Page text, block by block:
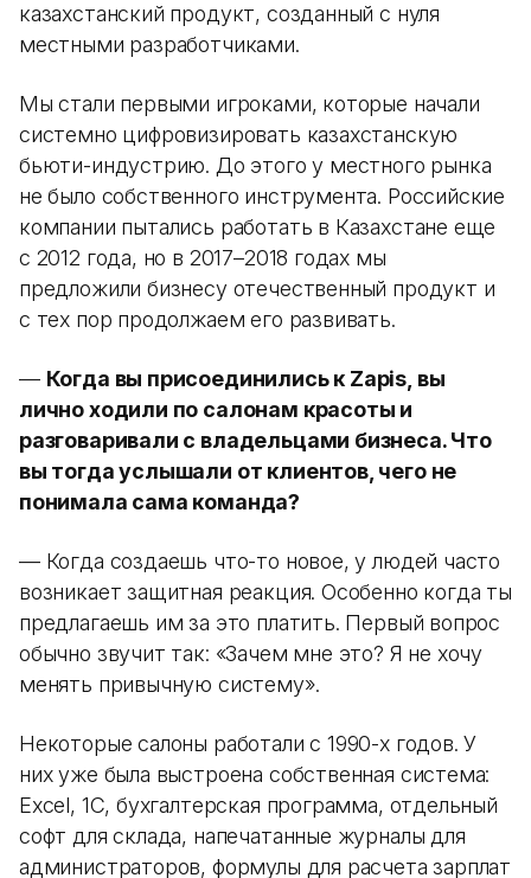
казахстанский продукт, созданный с нуля
местными разработчиками.
Мы стали первыми игроками, которые начали
системно цифровизировать казахстанскую
бьюти-индустрию. До этого у местного рынка
не было собственного инструмента. Российские
компании пытались работать в Казахстане еще
с 2012 года, но в 2017–2018 годах мы
предложили бизнесу отечественный продукт и
с тех пор продолжаем его развивать.
— Когда вы присоединились к Zapis, вы
лично ходили по салонам красоты и
разговаривали с владельцами бизнеса. Что
вы тогда услышали от клиентов, чего не
понимала сама команда?
— Когда создаешь что-то новое, у людей часто
возникает защитная реакция. Особенно когда ты
предлагаешь им за это платить. Первый вопрос
обычно звучит так: «Зачем мне это? Я не хочу
менять привычную систему».
Некоторые салоны работали с 1990-х годов. У
них уже была выстроена собственная система:
Excel, 1С, бухгалтерская программа, отдельный
софт для склада, напечатанные журналы для
администраторов, формулы для расчета зарплат